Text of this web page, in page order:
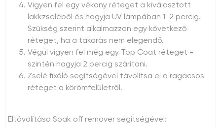
Vigyen fel egy vékony réteget a kiválasztott
lakkzseléből és hagyja UV lámpában 1-2 percig.
Szükség szerint alkalmazzon egy következő
réteget, ha a takarás nem elegendő.
Végül vigyen fel még egy Top Coat réteget -
szintén hagyja 2 percig szárítani.
Zselé fixáló segítségével távolítsa el a ragacsos
réteget a körömfelületről.
Eltávolítása Soak off remover segítségével: